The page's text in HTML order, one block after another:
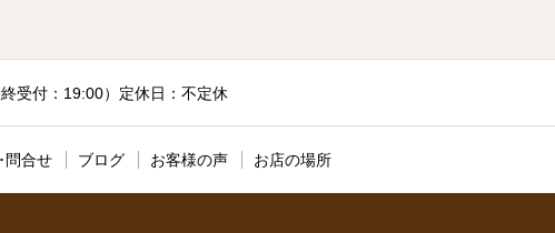
受付：19:00）定休日：不定休
問合せ ブログ お客様の声 お店の場所